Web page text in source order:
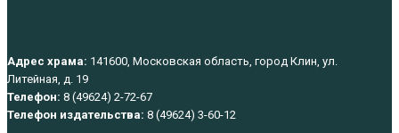
Адрес храма: 141600, Московская область, город Клин, ул.
Литейная, д. 19
Телефон: 8 (49624) 2-72-67
Телефон издательства: 8 (49624) 3-60-12